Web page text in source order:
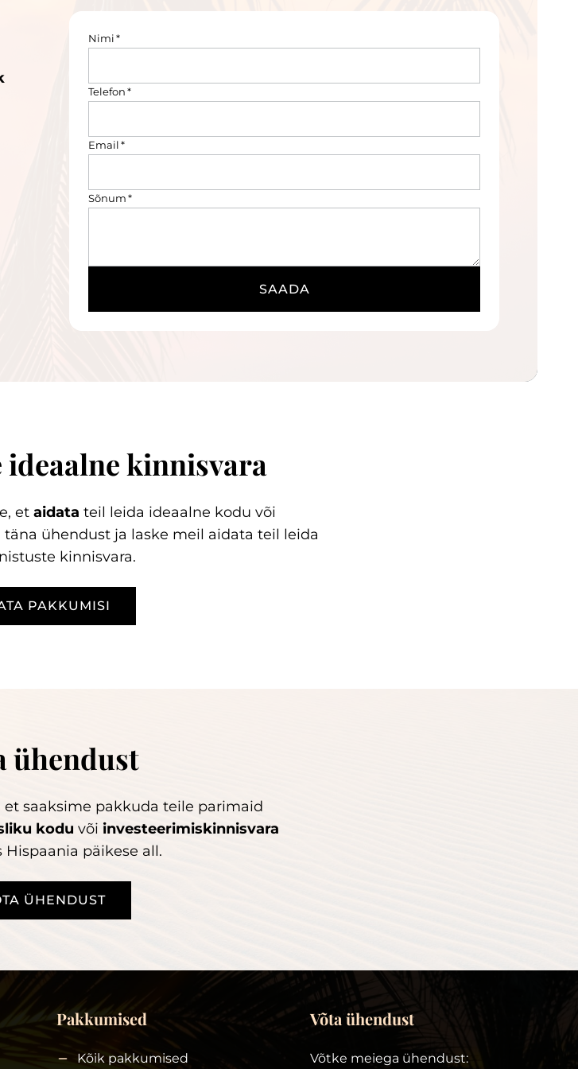
Nimi*
Telefon*
Email*
Sõnum*
SAADA
ideaalne kinnisvara
et aidata teil leida ideaalne kodu või
ühendust ja laske meil aidata teil leida
kinnisvara.
PAKKUMISI
ühendust
saaksime pakkuda teile parimaid
kodu või investeerimiskinnisvara
Hispaania päikese all.
ÜHENDUST
Pakkumised
Kõik pakkumised
Võta ühendust
Võtke meiega ühendust: